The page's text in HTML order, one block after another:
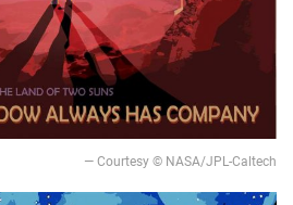
— Courtesy © NASA/JPL-Caltech